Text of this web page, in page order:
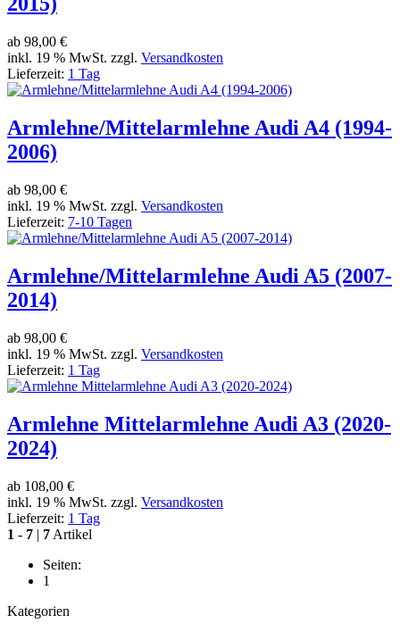
ab 98,00 €
inkl. 19 % MwSt. zzgl. Versandkosten
Lieferzeit: 1 Tag
Armlehne/Mittelarmlehne Audi A4 (1994-
2006)
ab 98,00 €
inkl. 19 % MwSt. zzgl. Versandkosten
Lieferzeit: 7-10 Tagen
Armlehne/Mittelarmlehne Audi A5 (2007-
2014)
ab 98,00 €
inkl. 19 % MwSt. zzgl. Versandkosten
Lieferzeit: 1 Tag
Armlehne Mittelarmlehne Audi A3 (2020-
2024)
ab 108,00 €
inkl. 19 % MwSt. zzgl. Versandkosten
Lieferzeit: 1 Tag
1 - 7 | 7 Artikel
Seiten:
1
Kategorien